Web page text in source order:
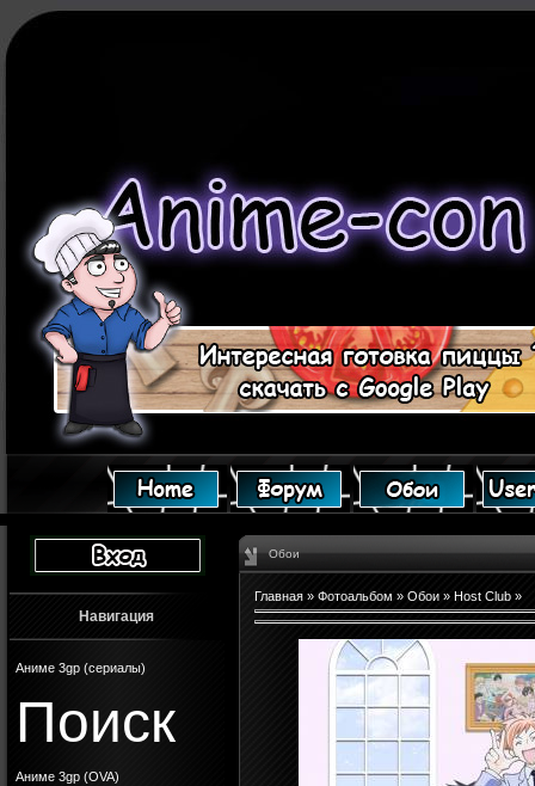
Навигация
Аниме 3gp (сериалы)
Поиск
Аниме 3gp (OVA)
Обои
Главная » Фотоальбом » Обои » Host Club »